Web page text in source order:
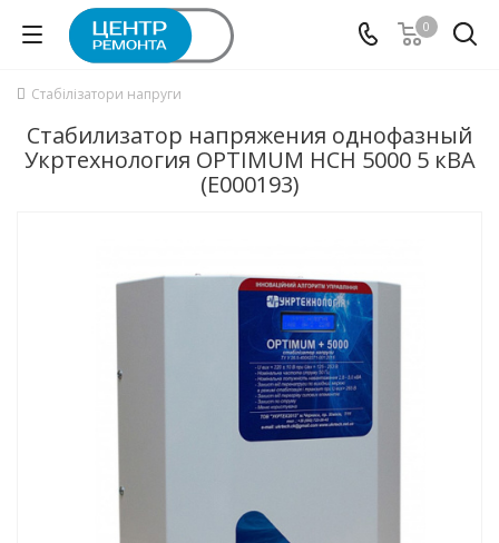
0
Стабілізатори напруги
Стабилизатор напряжения однофазный
Укртехнология OPTIMUM HCH 5000 5 кВА
(E000193)